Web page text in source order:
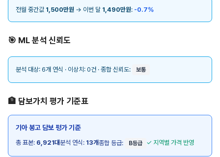
전월 중간값 1,500만원 → 이번 달 1,490만원: -0.7%
🎯 ML 분석 신뢰도
분석 대상: 6개 연식 · 이상치: 0건 · 종합 신뢰도: 보통
🏦 담보가치 평가 기준표
기아 봉고 담보 평가 기준
총 표본: 6,921대분석 연식: 13개종합 등급: B등급 ✓ 지역별 가격 반영